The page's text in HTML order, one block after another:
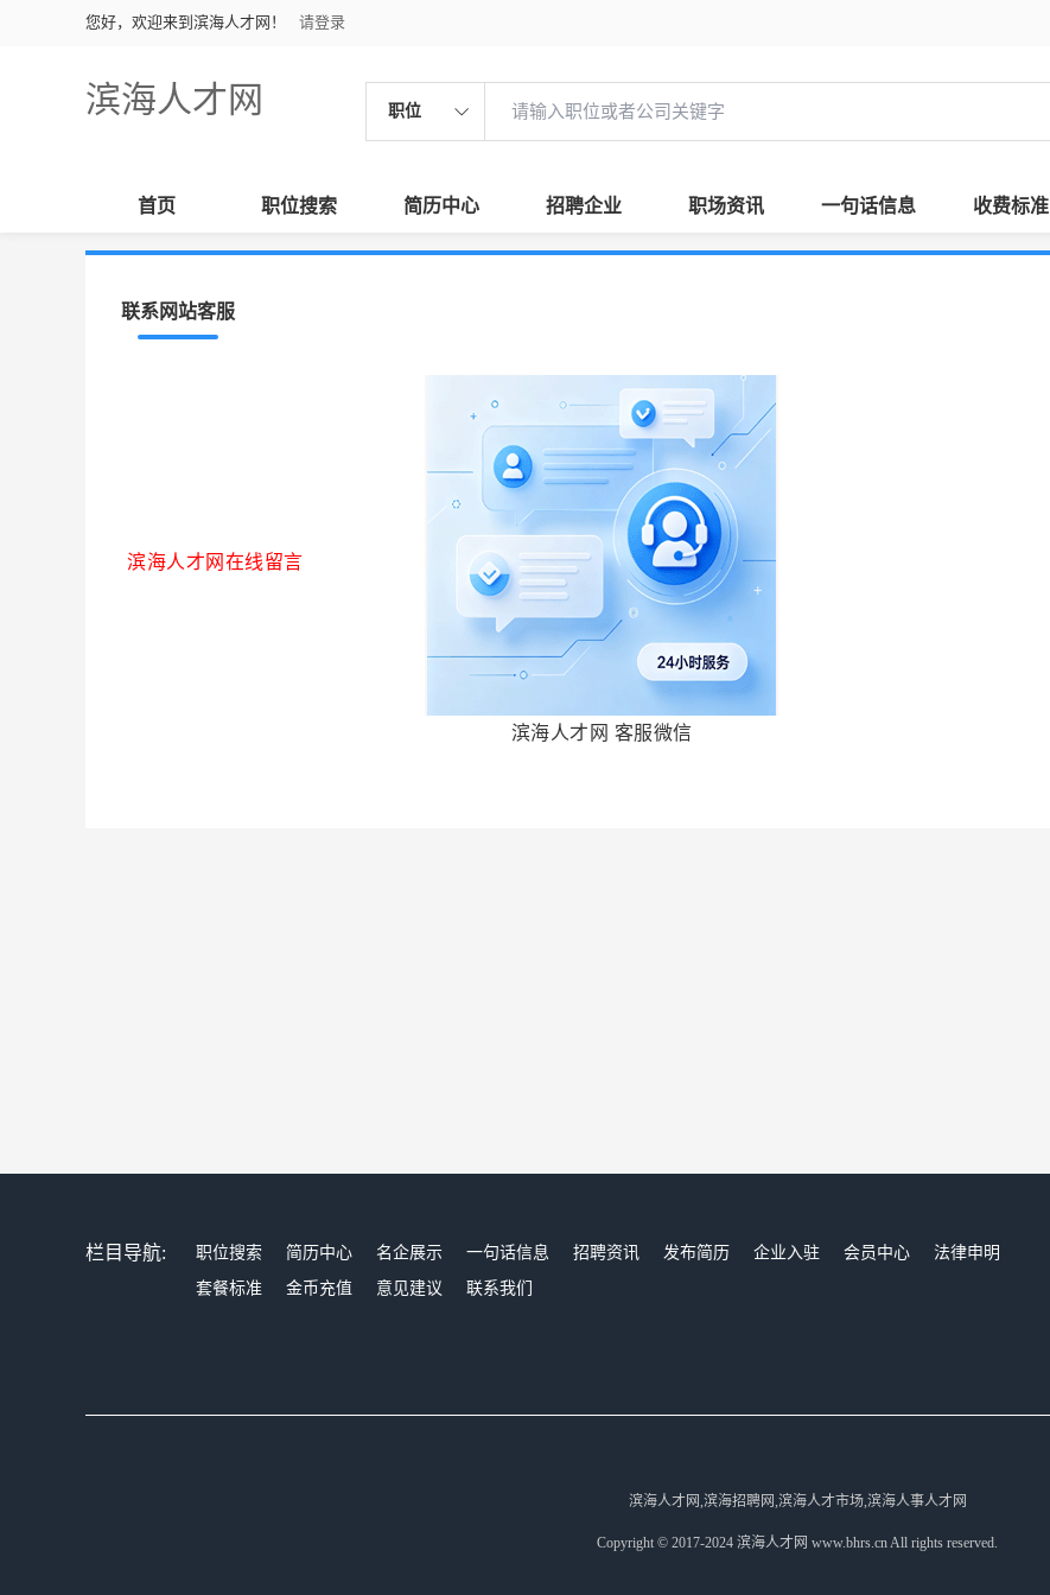
您好，欢迎来到滨海人才网！ 请登录
滨海人才网 职位
首页 职位搜索 简历中心 招聘企业 职场资讯 一句话信息 收费标准
联系网站客服
滨海人才网在线留言
滨海人才网 客服微信
栏目导航: 职位搜索 简历中心 名企展示 一句话信息 招聘资讯 发布简历 企业入驻 会员中心
法律申明
套餐标准
金币充值 意见建议 联系我们
滨海人才网,滨海招聘网,滨海人才市场,滨海人事人才网
Copyright © 2017-2024 滨海人才网 www.bhrs.cn All rights reserved.